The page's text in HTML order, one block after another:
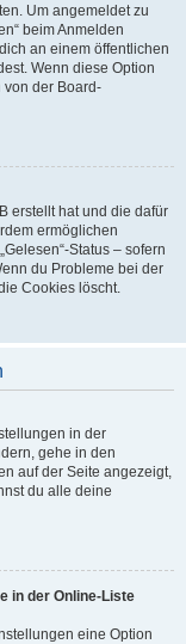
Um angemeldet zu
beim Anmelden
an einem öffentlichen
Wenn diese Option
von der Board-
erstellt hat und die dafür
ermöglichen
Status – sofern
du Probleme bei der
Cookies löscht.
in der
gehe in den
auf der Seite angezeigt,
du alle deine
in der Online-Liste
eine Option